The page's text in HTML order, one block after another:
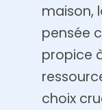
maison,
pensée
propice
choix